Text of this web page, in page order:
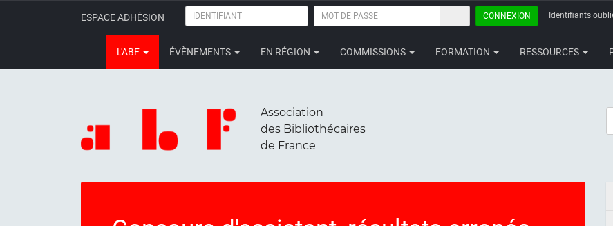
ESPACE ADHÉSION IDENTIFIANT
MOT
PASSE
CONNEXION Identifiants
L'ABF ÉVÈNEMENTS EN RÉGION COMMISSIONS FORMATION RESSOURCES
Association
des Bibliothécaires
de France